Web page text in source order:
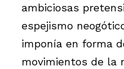
ambiciosas
espejismo
imponía en forma
movimientos de la